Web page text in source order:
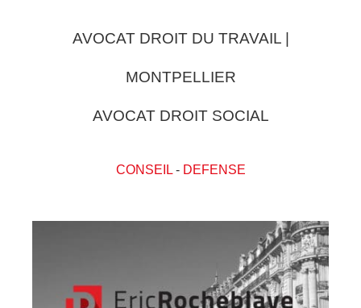
AVOCAT DROIT DU TRAVAIL |
MONTPELLIER
AVOCAT DROIT SOCIAL
CONSEIL- DEFENSE